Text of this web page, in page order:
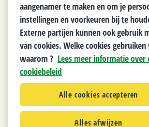
aangenamer te maken en om je
instellingen en voorkeuren bij te
Externe partijen kunnen ook gebruik
van cookies. Welke cookies
waarom ? Lees meer informatie over
cookiebeleid
Alle cookies accepteren
Alles afwijzen